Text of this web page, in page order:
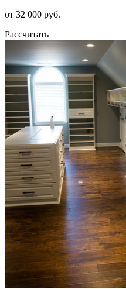
от 32 000 руб.
Рассчитать